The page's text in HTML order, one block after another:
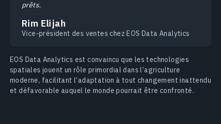
prêts.
Rim Elijah
Vice-président des ventes chez EOS Data Analytics
EOS Data Analytics est convaincu que les technologies
spatiales jouent un rôle primordial dans l’agriculture
moderne, facilitant l’adaptation à tout changement inattendu
et défavorable auquel le monde pourrait être confronté.